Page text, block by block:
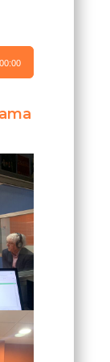
00:00